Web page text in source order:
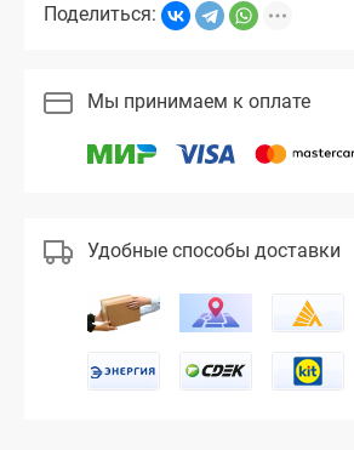
Поделиться:
Мы принимаем к оплате
Удобные способы доставки